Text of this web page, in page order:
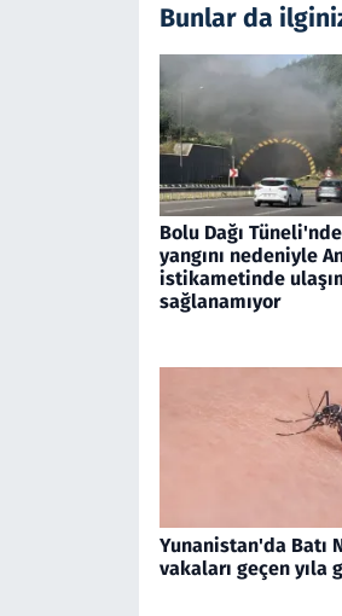
Bunlar da
Bolu Dağı
yangını nedeniyle
istikametinde
sağlanamıyor
Yunanistan'da Batı
vakaları geçen yıla